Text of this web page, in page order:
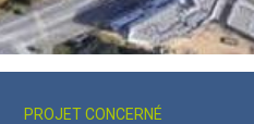
PROJET CONCERNÉ